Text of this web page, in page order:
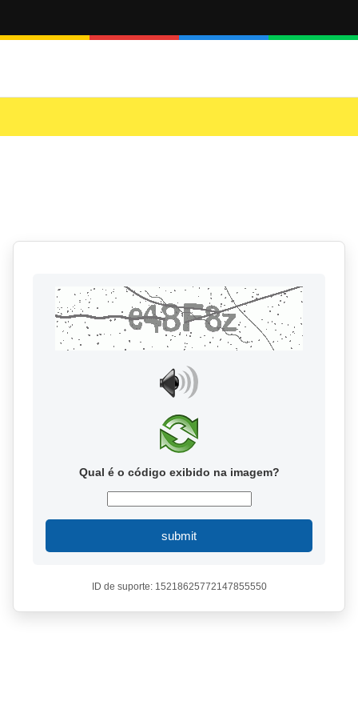
Qual é o código exibido na imagem?
submit
ID de suporte: 15218625772147855550